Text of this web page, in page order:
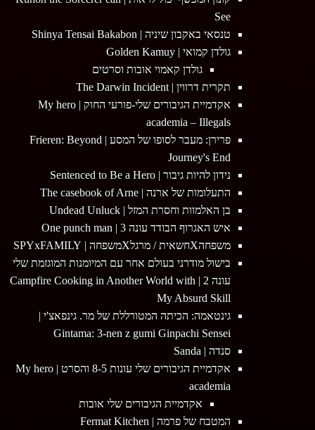
See
טנסאי באקבון שיניה | Shinya Tensai Bakabon
גולדן קמואי | Golden Kamuy
גולדן קאמוי אובות וסרטים
תקרית דרווין | The Darwin Incident
אקדמיית הגיבורים שלי-פורעי החוק | My hero
academia – Illegals
פרירן: מעבר לסופו של המסע | Frieren: Beyond
Journey's End
נידון להיות גיבור | Sentenced to Be a Hero
התעלומות של ארנה | The casebook of Arne
בן האלמוות וחסרת המזל | Undead Unluck
איש האגרוף הבודד עונה 3 | One punch man
משפחהXחשאית / מרגלXמשפחה | SPYxFAMILY
בישול מודרני בעולם אחר עם המיומנות המוגזמת שלי
עונה 2 | Campfire Cooking in Another World with
My Absurd Skill
גינטאמה: הכיתה המטורללת של מר. גינפאצ'י |
Gintama: 3-nen z gumi Ginpachi Sensei
סנדה | Sanda
אקדמיית הגיבורים שלי עונות 8-5 והסרט | My hero
academia
אקדמיית הגיבורים שלי אובות
המטבח של פרמה | Fermat Kitchen